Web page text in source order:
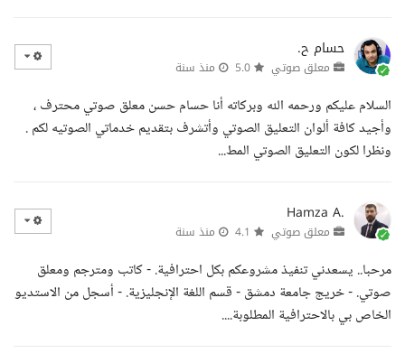
حسام ح.
معلق صوتي منذ سنة
السلام عليكم ورحمه الله وبركاته أنا حسام حسن معلق صوتي محترف ،
وأجيد كافة ألوان التعليق الصوتي وأتشرف بتقديم خدماتي الصوتيه لكم .
ونظرا لكون التعليق الصوتي المط...
Hamza A.
معلق صوتي منذ سنة
مرحبا.. يسعدني تنفيذ مشروعكم بكل احترافية. - كاتب ومترجم ومعلق
صوتي. - خريج جامعة دمشق - قسم اللغة الإنجليزية. - أسجل من الاستديو
الخاص بي بالاحترافية المطلوبة....